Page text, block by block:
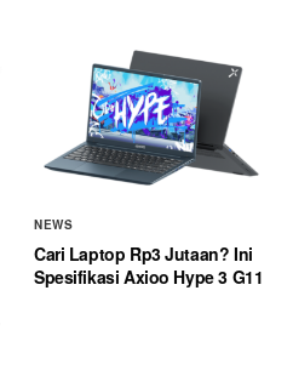
NEWS
Cari Laptop Rp3 Jutaan? Ini
Spesifikasi Axioo Hype 3 G11